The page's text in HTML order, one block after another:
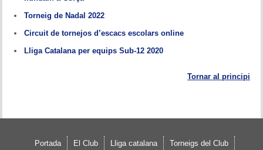
Torneig de Nadal 2022
Circuit de tornejos d’escacs escolars online
Lliga Catalana per equips Sub-12 2020
Tornar al principi
Portada El Club Lliga catalana Torneigs del Club